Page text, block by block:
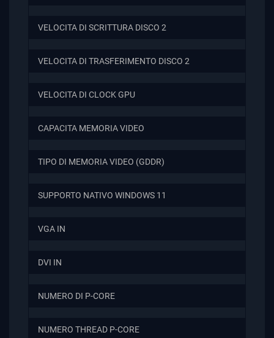
VELOCITA DI SCRITTURA DISCO 2
VELOCITA DI TRASFERIMENTO DISCO 2
VELOCITA DI CLOCK GPU
CAPACITA MEMORIA VIDEO
TIPO DI MEMORIA VIDEO (GDDR)
SUPPORTO NATIVO WINDOWS 11
VGA IN
DVI IN
NUMERO DI P-CORE
NUMERO THREAD P-CORE